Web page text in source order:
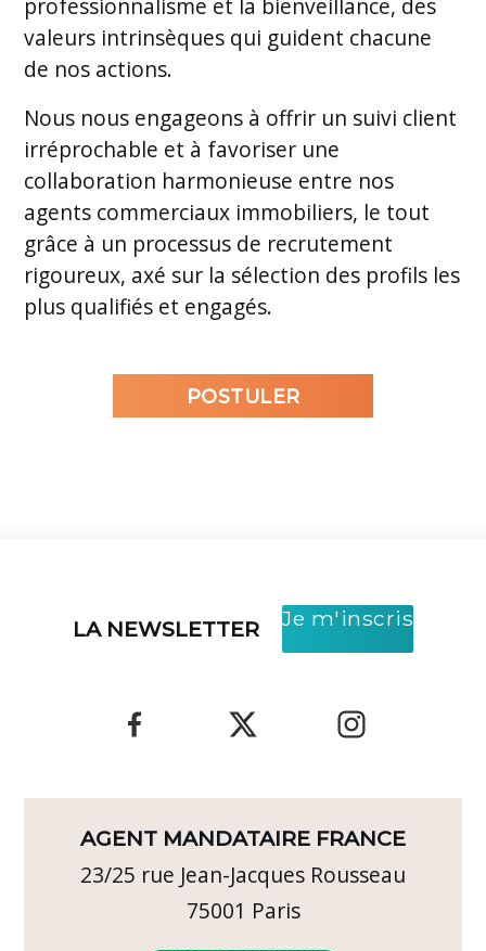
professionnalisme et la bienveillance, des
valeurs intrinsèques qui guident chacune
de nos actions.
Nous nous engageons à offrir un suivi client
irréprochable et à favoriser une
collaboration harmonieuse entre nos
agents commerciaux immobiliers, le tout
grâce à un processus de recrutement
rigoureux, axé sur la sélection des profils les
plus qualifiés et engagés.
POSTULER
LA NEWSLETTER Je m'inscris
AGENT MANDATAIRE FRANCE
23/25 rue Jean-Jacques Rousseau
75001 Paris